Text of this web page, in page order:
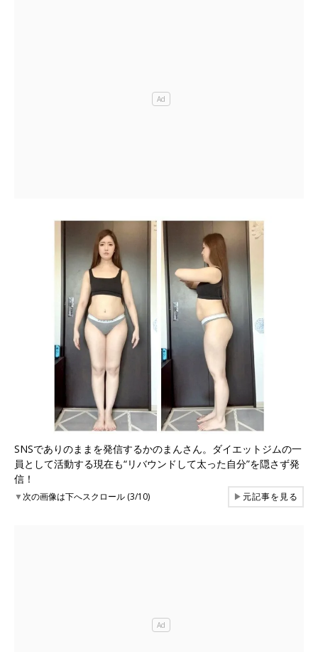
SNSでありのままを発信するかのまんさん。ダイエットジムの一
員として活動する現在も“リバウンドして太った自分”を隠さず発
信！
▼次の画像は下へスクロール (3/10) ▶元記事を見る